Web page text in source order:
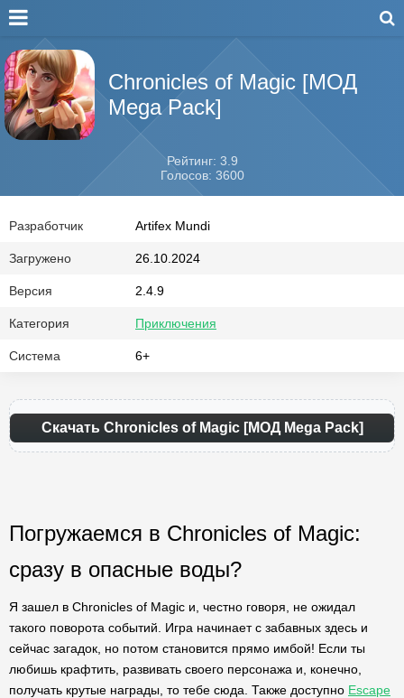
Chronicles of Magic [МОД
Mega Pack]
Рейтинг: 3.9
Голосов: 3600
Разработчик Artifex Mundi
Загружено 26.10.2024
Версия 2.4.9
Категория Приключения
Система 6+
Скачать Chronicles of Magic [МОД Mega Pack]
Погружаемся в Chronicles of Magic:
сразу в опасные воды?
Я зашел в Chronicles of Magic и, честно говоря, не ожидал
такого поворота событий. Игра начинает с забавных здесь и
сейчас загадок, но потом становится прямо имбой! Если ты
любишь крафтить, развивать своего персонажа и, конечно,
получать крутые награды, то тебе сюда. Также доступно Escape